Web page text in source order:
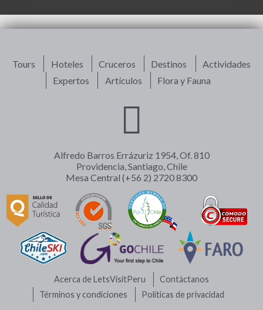
Tours Hoteles Cruceros Destinos
Actividades
Expertos
Artículos Flora y Fauna
Alfredo Barros Errázuriz 1954, Of. 810
Providencia, Santiago, Chile
Mesa Central (+56 2) 2720 8300
Acerca de LetsVisitPeru
Contáctanos
Términos y condiciones
Políticas de privacidad